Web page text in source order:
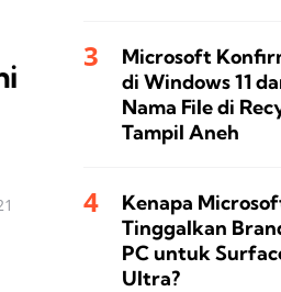
Microsoft
di Windows 11
Nama File di
Tampil Aneh
Kenapa
Tinggalkan
PC untuk
Ultra?